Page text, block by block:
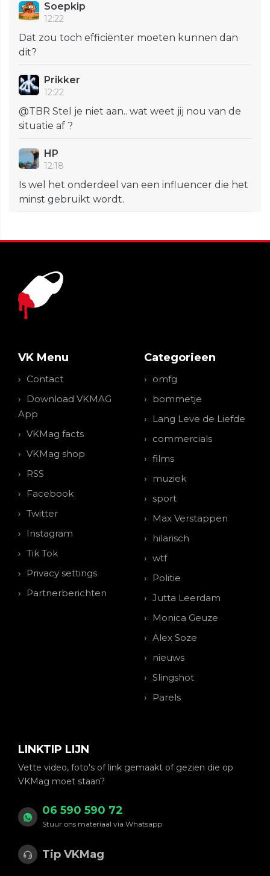
Soepkip
12:22
Dat zou toch efficiënter moeten kunnen dan
dit?
Prikker
12:22
@TBR Stel je niet aan.. wat weet jij nou van de
situatie af ?
HP
12:18
Is wel het onderdeel van een influencer die het
minst gebruikt wordt.
VK Menu
Contact
Download VKMAG
App
VKMag facts
VKMag shop
RSS
Facebook
Twitter
Instagram
Tik Tok
Privacy settings
Partnerberichten
Categorieen
omfg
bommetje
Lang Leve de Liefde
commercials
films
muziek
sport
Max Verstappen
hilarisch
wtf
Politie
Jutta Leerdam
Monica Geuze
Alex Soze
nieuws
Slingshot
Parels
LINKTIP LIJN
Vette video, foto's of link gemaakt of gezien die op
VKMag moet staan?
06 590 590 72
Stuur ons materiaal via Whatsapp
Tip VKMag